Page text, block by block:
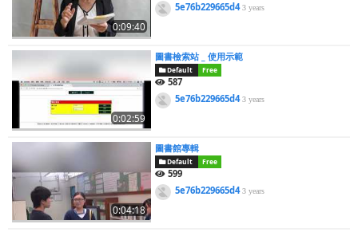
0:09:40
5e76b229665d43 years
0:02:59
圖書檢索站 _ 使用示範
Default Free
587
5e76b229665d43 years
0:04:18
圖書館專輯
Default Free
599
5e76b229665d43 years